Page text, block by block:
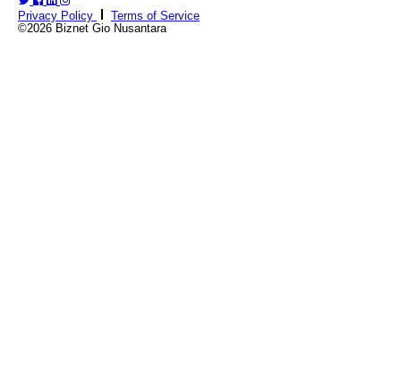
Privacy Policy
Terms of Service
©2026 Biznet Gio Nusantara